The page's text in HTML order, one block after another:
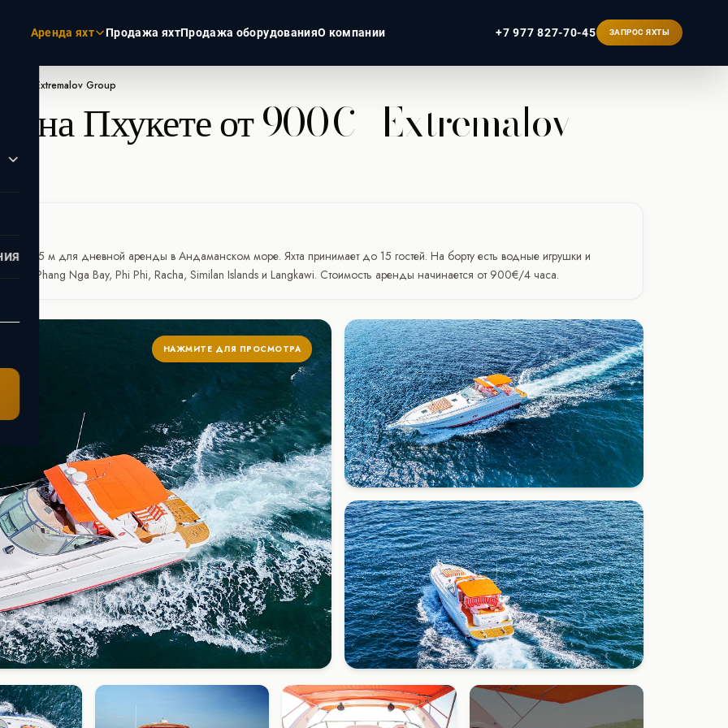
Аренда яхт
Пхукет
Москва
Продажа яхтПродажа оборудованияО компании +7 977 827-70-45 ЗАПРОС ЯХТЫ
900€ | Extremalov Group
на Пхукете от 900€ | Extremalov
15,65 м для дневной аренды в Андаманском море. Яхта принимает до 15 гостей. На борту есть водные игрушки и
Phang Nga Bay, Phi Phi, Racha, Similan Islands и Langkawi. Стоимость аренды начинается от 900€/4 часа.
НАЖМИТЕ ДЛЯ ПРОСМОТРА